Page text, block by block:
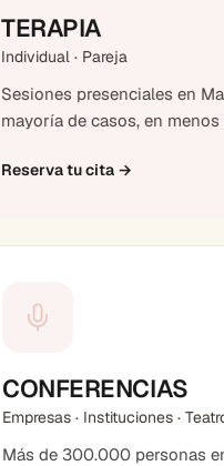
TERAPIA
Individual · Pareja
Sesiones presenciales en
mayoría de casos, en
Reserva tu cita →
CONFERENCIAS
Empresas · Instituciones ·
Más de 300.000 personas